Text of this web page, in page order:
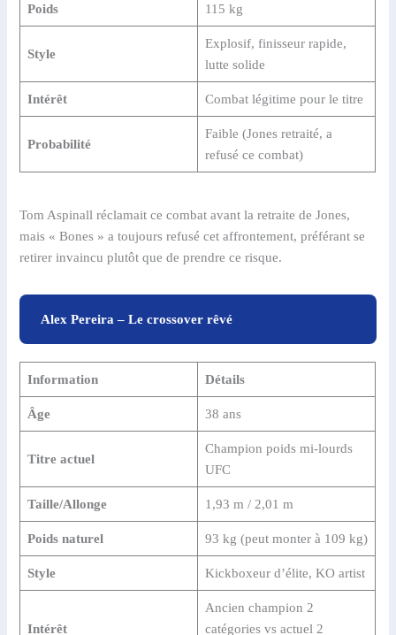
Poids 115 kg
Style
Explosif, finisseur rapide,
lutte solide
Intérêt Combat légitime pour le titre
Probabilité
Faible (Jones retraité, a
refusé ce combat)
Tom Aspinall réclamait ce combat avant la retraite de Jones,
mais « Bones » a toujours refusé cet affrontement, préférant se
retirer invaincu plutôt que de prendre ce risque.
Alex Pereira – Le crossover rêvé
Information Détails
Âge 38 ans
Titre actuel
Champion poids mi-lourds
UFC
Taille/Allonge 1,93 m / 2,01 m
Poids naturel 93 kg (peut monter à 109 kg)
Style Kickboxeur d’élite, KO artist
Intérêt
Ancien champion 2
catégories vs actuel 2